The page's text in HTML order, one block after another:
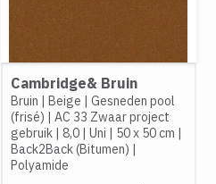
Cambridge& Bruin
Bruin | Beige | Gesneden pool
(frisé) | AC 33 Zwaar project
gebruik| 8,0| Uni | 50 x 50 cm |
Back2Back (Bitumen) |
Polyamide